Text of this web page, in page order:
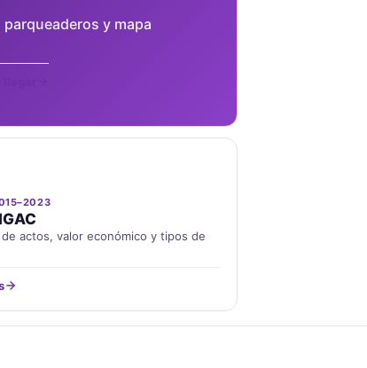
y mapa
actos, valor económico y tipos de